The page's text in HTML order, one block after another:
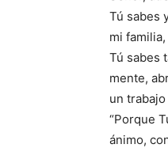
Tú sabes
mi
Tú sabes
mente,
un
“Porque
ánimo,